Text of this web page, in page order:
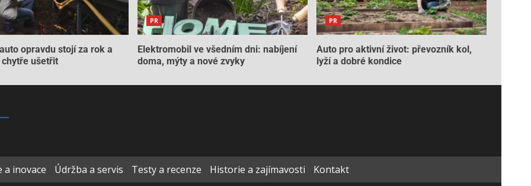
opravdu stojí za rok a
chytře ušetřit
PR
Elektromobil ve všedním dni: nabíjení
doma, mýty a nové zvyky
PR
Auto pro aktivní život: převozník kol,
lyží a dobré kondice
a inovace Údržba a servis Testy a recenze Historie a zajímavosti Kontakt